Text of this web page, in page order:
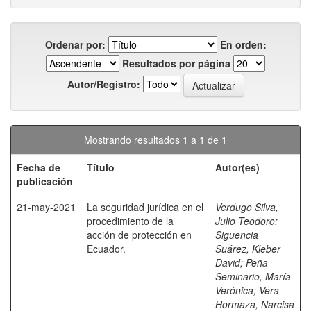
Ordenar por:
En orden:
Resultados por página
Autor/Registro:
Mostrando resultados 1 a 1 de 1
Fecha de
publicación
Título Autor(es)
21-may-2021
La seguridad jurídica en el
procedimiento de la
acción de protección en
Ecuador.
Verdugo Silva,
Julio Teodoro;
Siguencia
Suárez, Kleber
David; Peña
Seminario, María
Verónica; Vera
Hormaza, Narcisa